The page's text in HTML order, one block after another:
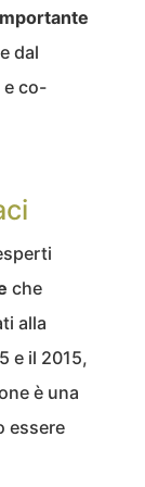
dal
e co-
che
alla
e il 2015,
è una
essere